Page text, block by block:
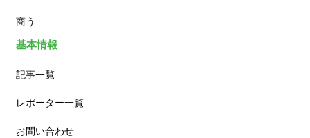
商う
基本情報
記事一覧
レポーター一覧
お問い合わせ